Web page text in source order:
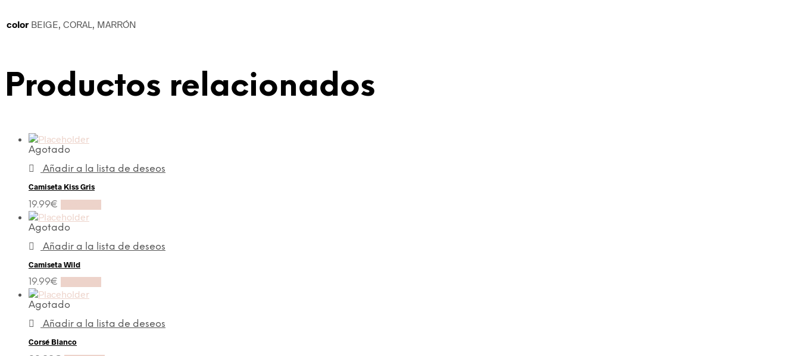
color BEIGE, CORAL, MARRÓN
Productos relacionados
Agotado
Añadir a la lista de deseos
Camiseta Kiss Gris
19.99€
Agotado
Añadir a la lista de deseos
Camiseta Wild
19.99€
Agotado
Añadir a la lista de deseos
Corsé Blanco